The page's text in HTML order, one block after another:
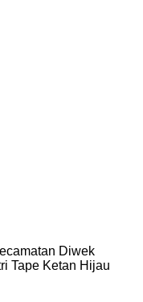
Diwek
Tape Ketan Hijau